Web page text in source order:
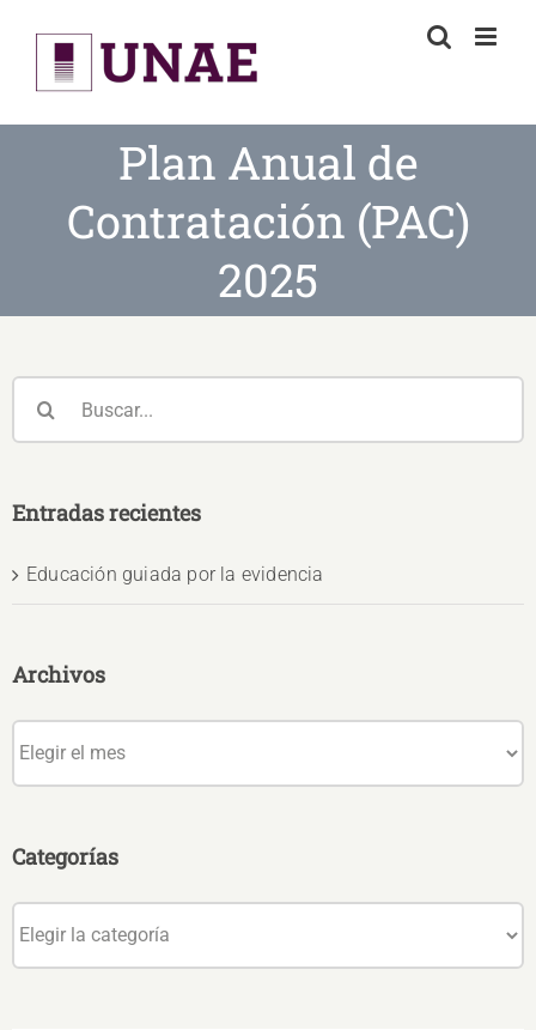
content
Plan Anual de
Contratación (PAC)
2025
Entradas recientes
Educación guiada por la evidencia
Archivos
Categorías